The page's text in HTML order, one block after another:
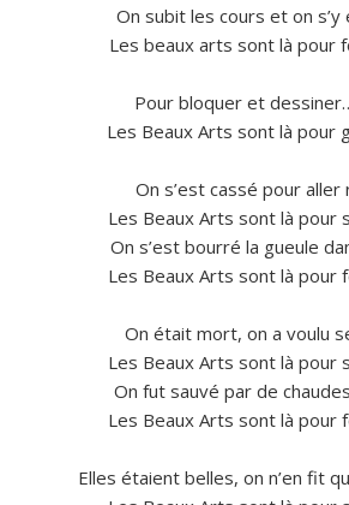
On subit les cours et on
Les beaux arts sont là pour
Pour bloquer et
Les Beaux Arts sont là pour
On s’est cassé pour
Les Beaux Arts sont là pour
On s’est bourré la gueule
Les Beaux Arts sont là pour
On était mort, on a voulu
Les Beaux Arts sont là pour
On fut sauvé par de
Les Beaux Arts sont là pour
Elles étaient belles, on n’en fit